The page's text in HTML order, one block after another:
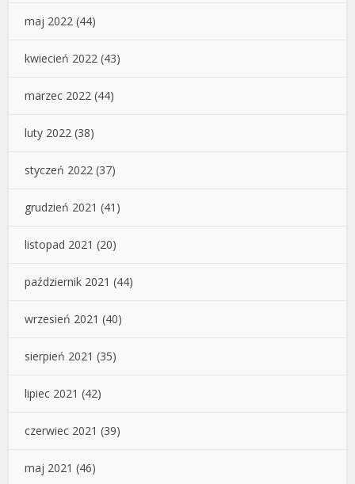
maj 2022 (44)
kwiecień 2022 (43)
marzec 2022 (44)
luty 2022 (38)
styczeń 2022 (37)
grudzień 2021 (41)
listopad 2021 (20)
październik 2021 (44)
wrzesień 2021 (40)
sierpień 2021 (35)
lipiec 2021 (42)
czerwiec 2021 (39)
maj 2021 (46)